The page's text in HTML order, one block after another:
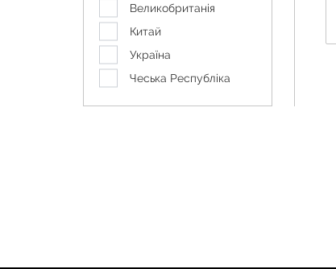
Великобританія
Китай
Україна
Чеська Республіка